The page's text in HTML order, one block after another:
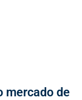
mercado de